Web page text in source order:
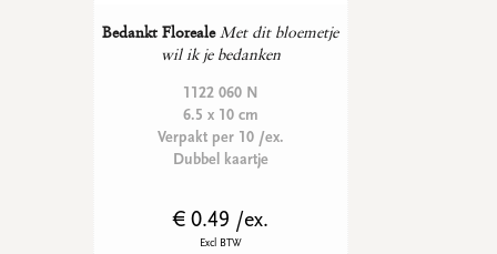
Bedankt Floreale Met dit bloemetje
wil ik je bedanken
1122 060 N
6.5 x 10 cm
Verpakt per 10 /ex.
Dubbel kaartje
€ 0.49 /ex.
Excl BTW